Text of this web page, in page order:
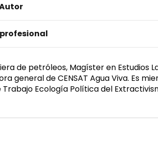
de petróleos, Magíster en Estudios
general de CENSAT Agua Viva. Es
Trabajo Ecología Política del